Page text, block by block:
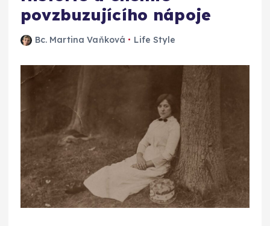
povzbuzujícího nápoje
Bc. Martina Vaňková Life Style